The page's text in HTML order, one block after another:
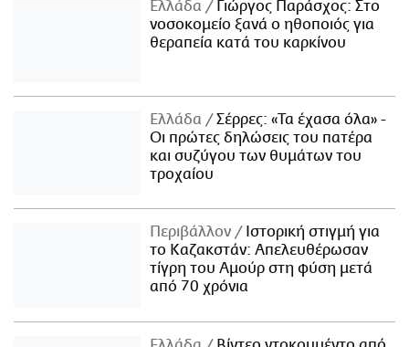
Ελλάδα
Γιώργος Παράσχος: Στο
νοσοκομείο ξανά ο ηθοποιός για
θεραπεία κατά του καρκίνου
Ελλάδα
Σέρρες: «Τα έχασα όλα» -
Οι πρώτες δηλώσεις του πατέρα
και συζύγου των θυμάτων του
τροχαίου
Περιβάλλον
Ιστορική στιγμή για
το Καζακστάν: Απελευθέρωσαν
τίγρη του Αμούρ στη φύση μετά
από 70 χρόνια